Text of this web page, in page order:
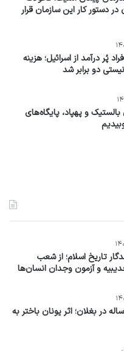
دستور کار این سازمان قرار
پُر درآمد از اسرائیل؛ هزینه
دو برابر شد
و پهپاد، پایگاه‌های
تاریخ اسلام؛ از شعب
و آزمون وجدان انسان‌ها
در بغلان؛ اثر یونان باختر به